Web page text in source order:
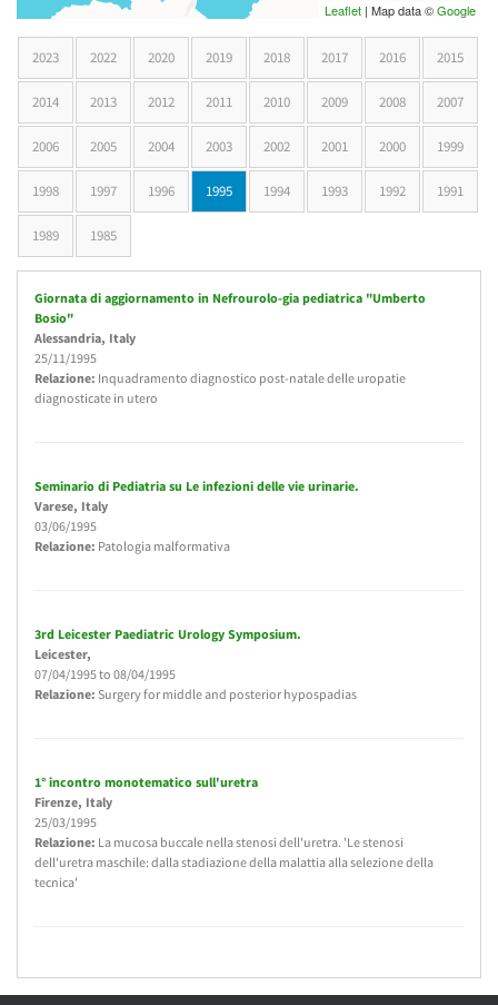
Leaflet | Map data ©Google
2023 2022 2020 2019 2018 2017 2016 2015
2014 2013 2012 2011 2010 2009 2008 2007
2006 2005 2004 2003 2002 2001 2000 1999
1998 1997 1996 1995 (active tab)
1994 1993 1992 1991
1989 1985
Giornata di aggiornamento in Nefrourolo-gia pediatrica "Umberto
Bosio"
Alessandria, Italy
25/11/1995
Relazione: Inquadramento diagnostico post-natale delle uropatie
diagnosticate in utero
Seminario di Pediatria su Le infezioni delle vie urinarie.
Varese, Italy
03/06/1995
Relazione: Patologia malformativa
3rd Leicester Paediatric Urology Symposium.
Leicester,
07/04/1995to 08/04/1995
Relazione: Surgery for middle and posterior hypospadias
1° incontro monotematico sull'uretra
Firenze, Italy
25/03/1995
Relazione: La mucosa buccale nella stenosi dell'uretra. 'Le stenosi
dell'uretra maschile: dalla stadiazione della malattia alla selezione della
tecnica'